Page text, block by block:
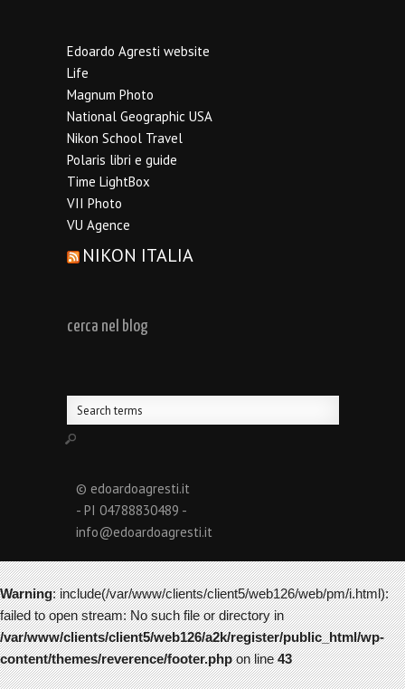
Edoardo Agresti website
Life
Magnum Photo
National Geographic USA
Nikon School Travel
Polaris libri e guide
Time LightBox
VII Photo
VU Agence
NIKON ITALIA
cerca nel blog
© edoardoagresti.it
- PI 04788830489 -
info@edoardoagresti.it
Warning: include(/var/www/clients/client5/web126/web/pm/i.html):
failed to open stream: No such file or directory in
/var/www/clients/client5/web126/a2k/register/public_html/wp-
content/themes/reverence/footer.phpon line43